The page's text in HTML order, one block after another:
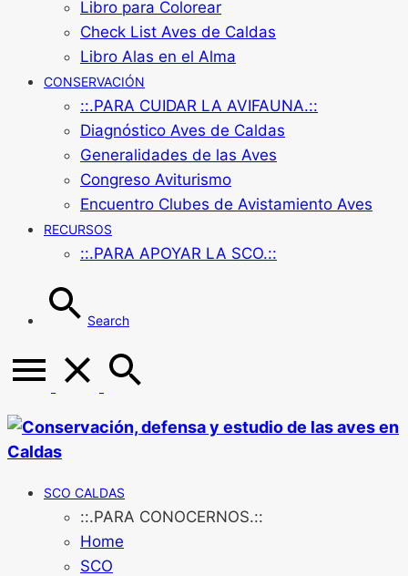
Libro para Colorear
Check List Aves de Caldas
Libro Alas en el Alma
CONSERVACIÓN
::.PARA CUIDAR LA AVIFAUNA.::
Diagnóstico Aves de Caldas
Generalidades de las Aves
Congreso Aviturismo
Encuentro Clubes de Avistamiento Aves
RECURSOS
::.PARA APOYAR LA SCO.::
Search
SCO CALDAS
::.PARA CONOCERNOS.::
Home
SCO